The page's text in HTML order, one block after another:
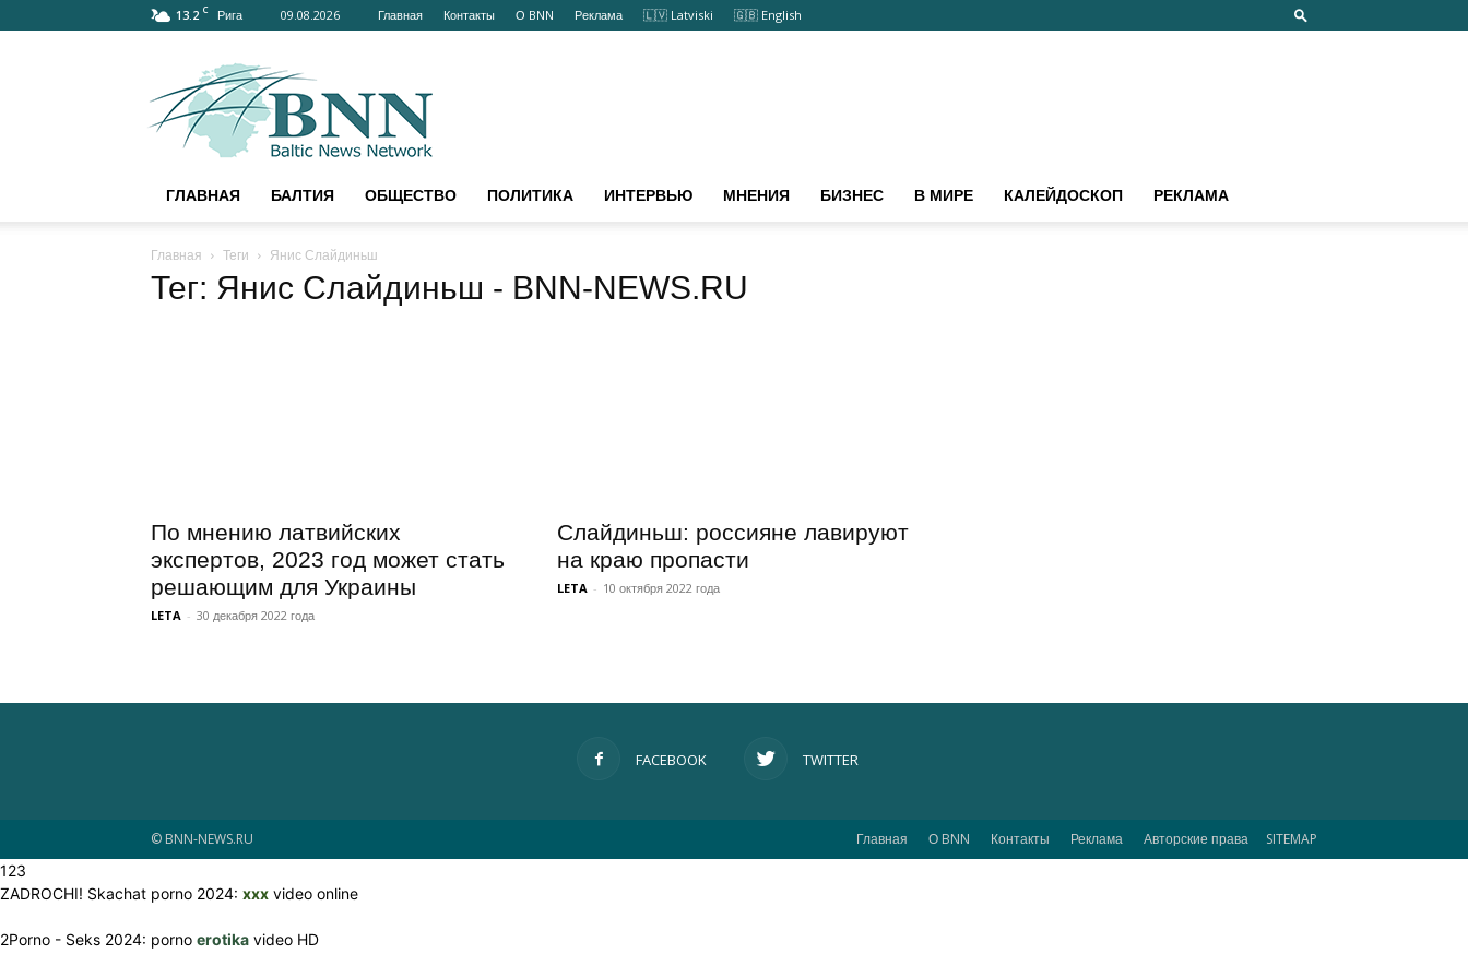
13.2 C Рига 09.08.2026 Главная Контакты О BNN Реклама 🇱🇻 Latviski 🇬🇧 English
bnn-
news.ru
–
АКТУАЛЬНО
О
БАЛТИИ
ГЛАВНАЯ БАЛТИЯ ОБЩЕСТВО ПОЛИТИКА ИНТЕРВЬЮ МНЕНИЯ БИЗНЕС В МИРЕ КАЛЕЙДОСКОП РЕКЛАМА
Главная Теги Янис Слайдиньш
Тег: Янис Слайдиньш- BNN-NEWS.RU
По мнению латвийских
экспертов, 2023 год может
стать решающим для Украины
LETA - 30 декабря 2022 года
Слайдиньш: россияне лавируют
на краю пропасти
LETA - 10 октября 2022 года
FACEBOOK TWITTER
Главная О BNN Контакты Реклама Авторские права SITEMAP
© BNN-NEWS.RU
123
ZADROCHI! Skachat porno 2024: xxx video online
2Porno - Seks 2024: porno erotika video HD